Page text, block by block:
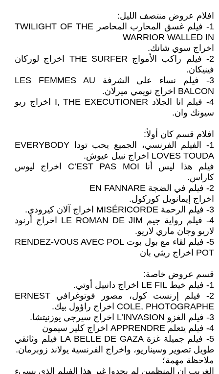
افلام عروض منتصف الليل:
1- فيلم غسق المحارب المحاصر TWILIGHT OF THE
WARRIOR WALLED IN
اخراج سوي شانك.
2- فيلم راكب الأمواج THE SURFER اخراج لوركان
فينيكان.
3- فيلم نساء على الشرفة LES FEMMES AU
BALCON اخراج نويمي ميرلان.
4- فيلم انا الجلاد I, THE EXECUTIONER اخراج ريو
سيونك وان.
افلام قسم كان أولاً:
1- الفيلم الفرنسي، الجميع يحب تودا EVERYBODY
LOVES TOUDA اخراج نبيل عيوش.
فيلم هذا ليس أنا C’EST PAS MOI اخراج ليوس
كاراس.
2- فيلم في الضجة EN FANNARE
اخراج إيمانويل كوركول.
3- فيلم الرحمة MISÉRICORDE اخراج آلان كيرودي.
4- فيلم رواية جيم LE ROMAN DE JIM اخراج أرنود
لاريو وجان ماري لاريو.
5- فيلم لقاء مع بول بوت RENDEZ-VOUS AVEC POL
POT اخراج ريثي بان
قسم عروض خاصة:
1- فيلم خيط LE FIL اخراج دانييل أوتي.
2- فيلم إرنست كول، مصور فوتوغرافي ERNEST
COLE, PHOTOGRAPHE اخراج راؤول بيك.
3- فيلم الغزو L’INVASION اخراج سيرجي يوزنيتشا.
4- فيلم يتعلم APPRENDRE اخراج كلير سيمون
5- فيلم جميلة غزة LA BELLE DE GAZA فيلم وثائقي
طويل تصوير وسيناريو، واخراج الفرنسية يولاند زوبرمان.
ملاحظة مهمة؛
الغريب ان المنظمين لم يجدوا غير هذا الفيلم الذي يسيء